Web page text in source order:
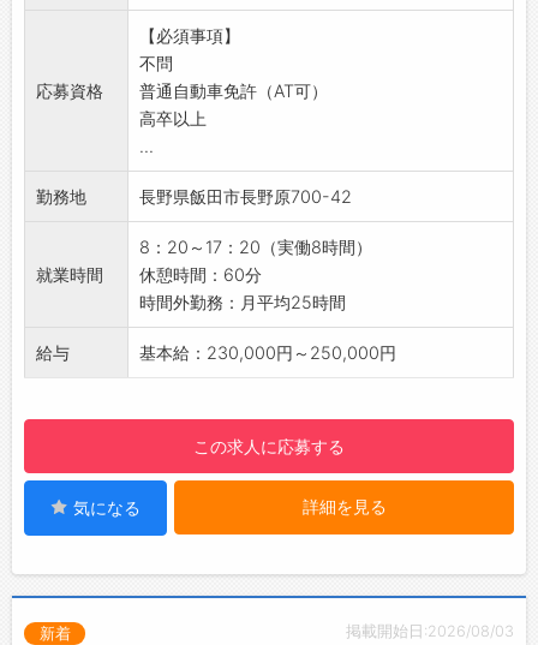
・材料メーカーなどと打合せなど
【研修制度】
・入社から半年〜１年程度の製造現場研修を行
います！
【取り扱い製品】
・釣具用品
・ゴルフ用品
・汎用ポール
【長期連休あり◎】
・長期休暇 GW（5/3〜5/7）、夏季（8/13〜
8/16）、年末年始（12/30〜1/4）
【ポイント】
して育成しています。
◆子育て世代も仕事と育児の両立できる！安心
して働いてもらえるように子育て支援あり◎
＊女性の育児休暇100%達成
＊子の看護休暇制度あり （子供の急なお休みの
応募資格
【必須事項】
不問
普通自動車免許（AT可）
高卒以上
...
勤務地 長野県飯田市長野原700-42
就業時間
8：20～17：20（実働8時間）
休憩時間：60分
時間外勤務：月平均25時間
給与 基本給：230,000円～250,000円
この求人に応募する
気になる 詳細を見る
掲載開始日:2026/08/03
新着